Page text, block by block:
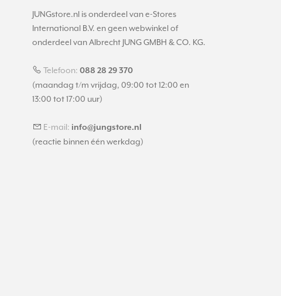
JUNGstore.nl is onderdeel van e-Stores
International B.V. en geen webwinkel of
onderdeel van Albrecht JUNG GMBH & CO. KG.
Telefoon: 088 28 29 370
(maandag t/m vrijdag, 09:00 tot 12:00 en
13:00 tot 17:00 uur)
E-mail: info@jungstore.nl
(reactie binnen één werkdag)